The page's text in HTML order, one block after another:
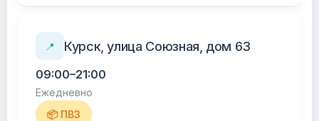
📍 Курск, улица Союзная, дом 63
09:00–21:00
Ежедневно
📦 ПВЗ